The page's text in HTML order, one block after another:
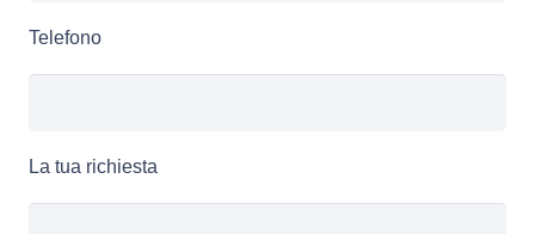
Telefono
La tua richiesta